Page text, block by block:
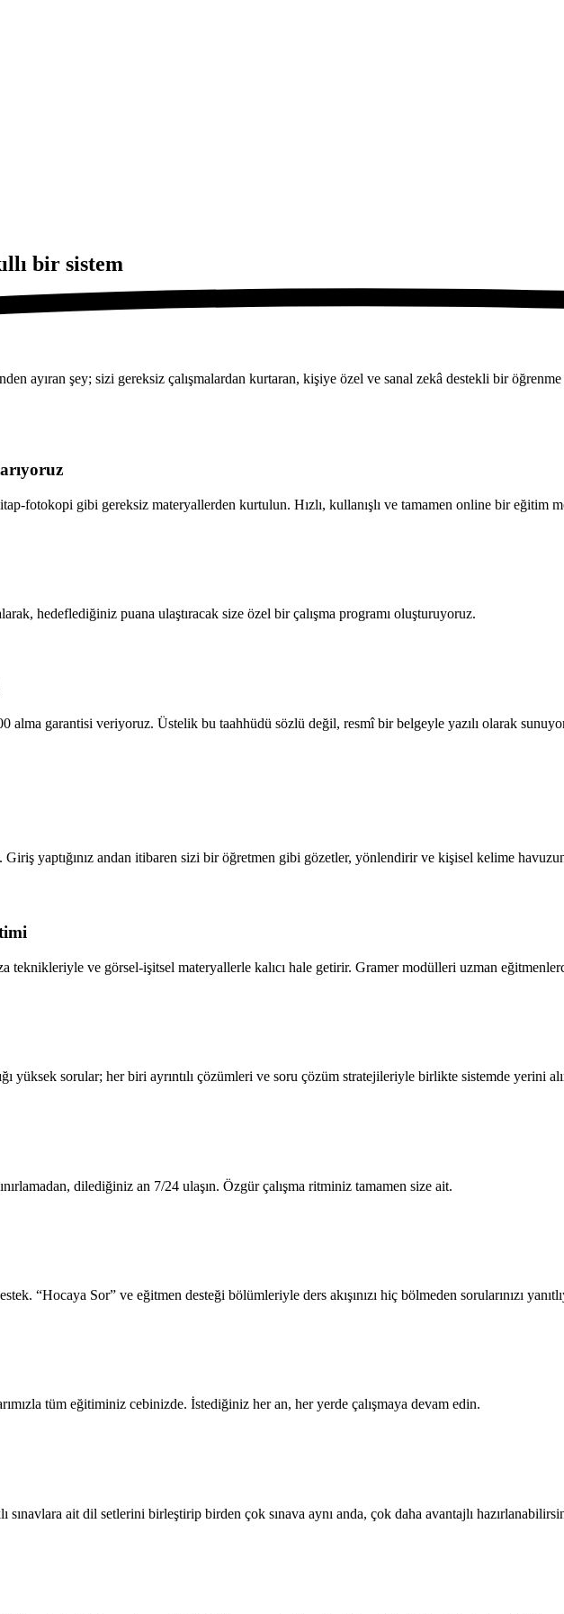
bir sistem
ayıran şey; sizi gereksiz çalışmalardan kurtaran, kişiye özel ve sanal zekâ destekli bir
fotokopi gibi gereksiz materyallerden kurtulun. Hızlı, kullanışlı ve tamamen online bir eğitim
hedeflediğiniz puana ulaştıracak size özel bir çalışma programı oluşturuyoruz.
alma garantisi veriyoruz. Üstelik bu taahhüdü sözlü değil, resmî bir belgeyle yazılı olarak
yaptığınız andan itibaren sizi bir öğretmen gibi gözetler, yönlendirir ve kişisel kelime
ve görsel-işitsel materyallerle kalıcı hale getirir. Gramer modülleri uzman
yüksek sorular; her biri ayrıntılı çözümleri ve soru çözüm stratejileriyle birlikte sistemde yerini
dilediğiniz an 7/24 ulaşın. Özgür çalışma ritminiz tamamen size ait.
“Hocaya Sor” ve eğitmen desteği bölümleriyle ders akışınızı hiç bölmeden sorularınızı
tüm eğitiminiz cebinizde. İstediğiniz her an, her yerde çalışmaya devam edin.
sınavlara ait dil setlerini birleştirip birden çok sınava aynı anda, çok daha avantajlı